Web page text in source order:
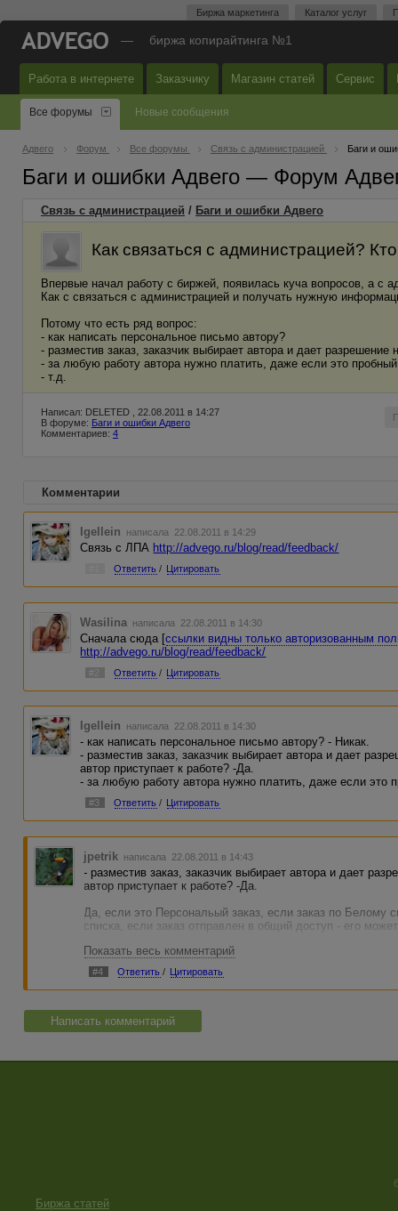
Биржа маркетинга Каталог услуг
— биржа копирайтинга №1
Работа в интернете Заказчику Магазин статей Сервис
Все форумы Новые сообщения
Адвего Форум Все форумы Связь с администрацией Баги и
Баги и ошибки Адвего — Форум
Связь с администрацией / Баги и ошибки Адвего
Как связаться с администрацией?
Впервые начал работу с биржей, появилась куча вопросов, а с
Как с связаться с администрацией и получать нужную
Потому что есть ряд вопрос:
- как написать персональное письмо автору?
- разместив заказ, заказчик выбирает автора и дает
- за любую работу автора нужно платить, даже если это
- т.д.
Написал: DELETED , 22.08.2011 в 14:27
В форуме: Баги и ошибки Адвего
Комментариев: 4
Комментарии
Igellein написала 22.08.2011 в 14:29
Связь с ЛПА http://advego.ru/blog/read/feedback/
Ответить / Цитировать
Wasilina написала 22.08.2011 в 14:30
Сначала сюда [ссылки видны только авторизованным
http://advego.ru/blog/read/feedback/
#2 Ответить / Цитировать
Igellein написала 22.08.2011 в 14:30
- как написать персональное письмо автору? - Никак.
- разместив заказ, заказчик выбирает автора и дает
автор приступает к работе? -Да.
- за любую работу автора нужно платить, даже если это
#3 Ответить / Цитировать
jpetrik написала 22.08.2011 в 14:43
- разместив заказ, заказчик выбирает автора и дает
автор приступает к работе? -Да.
Да, если это Персональый заказ, если заказ по Белому
списка, если заказ отправлен в общий доступ - его
Условие, что автор должен сперва получить Ваше
должен быть особо оговорен в тексте задания. Иначе
Вам на проверку и Вы обязаны будете их оплатить, если
Показать весь комментарий
#4 Ответить / Цитировать
Написать комментарий
Биржа статей